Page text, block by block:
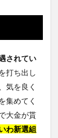
されてい
打ち出し
気を良く
集めてく
大金が貰
わ新選組